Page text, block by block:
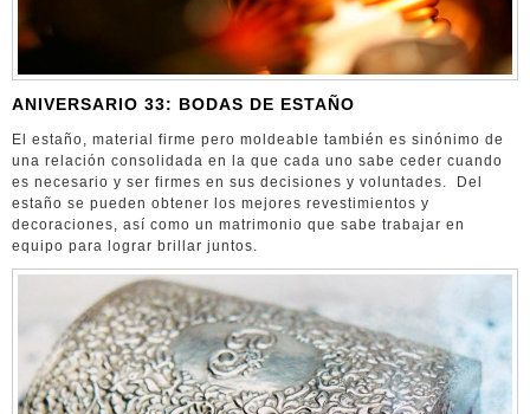
ANIVERSARIO 33: BODAS DE ESTAÑO
El estaño, material firme pero moldeable también es sinónimo de
una relación consolidada en la que cada uno sabe ceder cuando
es necesario y ser firmes en sus decisiones y voluntades. Del
estaño se pueden obtener los mejores revestimientos y
decoraciones, así como un matrimonio que sabe trabajar en
equipo para lograr brillar juntos.